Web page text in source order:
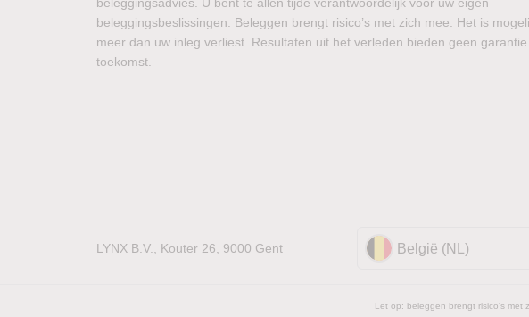
beleggingsbeslissingen. Beleggen brengt risico’s met zich mee. Het is
meer dan uw inleg verliest. Resultaten uit het verleden bieden geen
toekomst.
LYNX B.V., Kouter 26, 9000 Gent België (NL)
Let op: beleggen brengt risico's met